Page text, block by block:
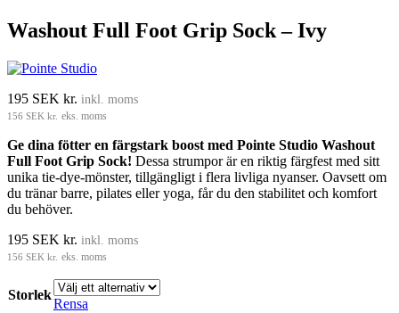
Washout Full Foot Grip Sock – Ivy
195 SEK kr. inkl. moms
156 SEK kr. eks. moms
Ge dina fötter en färgstark boost med Pointe Studio Washout
Full Foot Grip Sock! Dessa strumpor är en riktig färgfest med sitt
unika tie-dye-mönster, tillgängligt i flera livliga nyanser. Oavsett om
du tränar barre, pilates eller yoga, får du den stabilitet och komfort
du behöver.
195 SEK kr. inkl. moms
156 SEK kr. eks. moms
Storlek
Rensa